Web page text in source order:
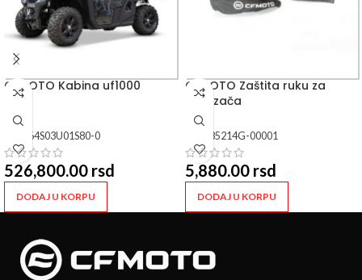
CFMOTO Kabina uf1000
64S03U01S80-0
526,800.00 rsd
DODAJ U KORPU
CFMOTO Zaštita ruku za
suvozača
85214G-00001
5,880.00 rsd
DODAJ U KORPU